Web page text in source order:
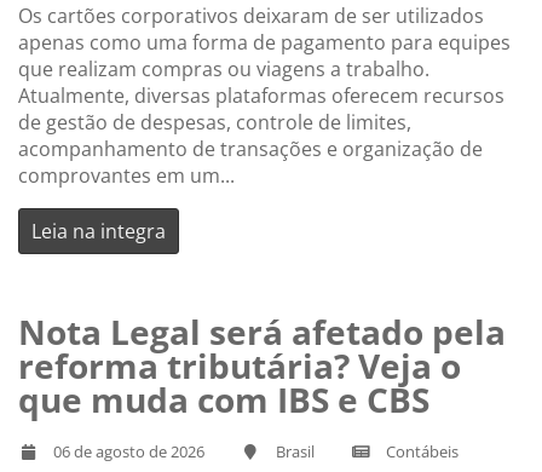
Os cartões corporativos deixaram de ser utilizados
apenas como uma forma de pagamento para equipes
que realizam compras ou viagens a trabalho.
Atualmente, diversas plataformas oferecem recursos
de gestão de despesas, controle de limites,
acompanhamento de transações e organização de
comprovantes em um...
Leia na integra
Nota Legal será afetado pela
reforma tributária? Veja o
que muda com IBS e CBS
06 de agosto de 2026 Brasil Contábeis